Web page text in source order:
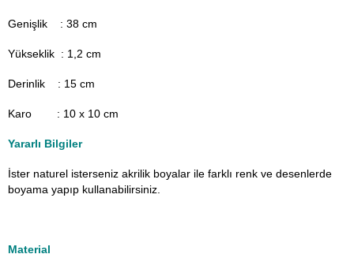
Genişlik : 38 cm
Yükseklik : 1,2 cm
Derinlik : 15 cm
Karo : 10 x 10 cm
Yararlı Bilgiler
İster naturel isterseniz akrilik boyalar ile farklı renk ve desenlerde
boyama yapıp kullanabilirsiniz.
Material